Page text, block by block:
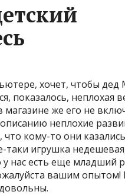
хочет, чтобы дед
показалось, неплохая
магазине же его не
неплохие
кому-то они казались
игрушка
нас есть еще младший
вашим